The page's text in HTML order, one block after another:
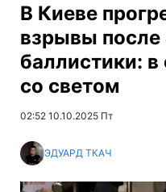
В Киеве
взрывы после
баллистики:
со светом
02:52 10.10.2025 Пт
ЭДУАРД ТКАЧ